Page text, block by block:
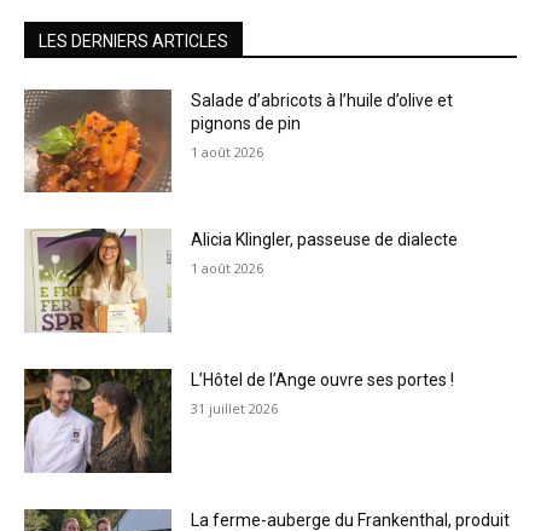
LES DERNIERS ARTICLES
Salade d’abricots à l’huile d’olive et
pignons de pin
1 août 2026
Alicia Klingler, passeuse de dialecte
1 août 2026
L’Hôtel de l’Ange ouvre ses portes !
31 juillet 2026
La ferme-auberge du Frankenthal, produit